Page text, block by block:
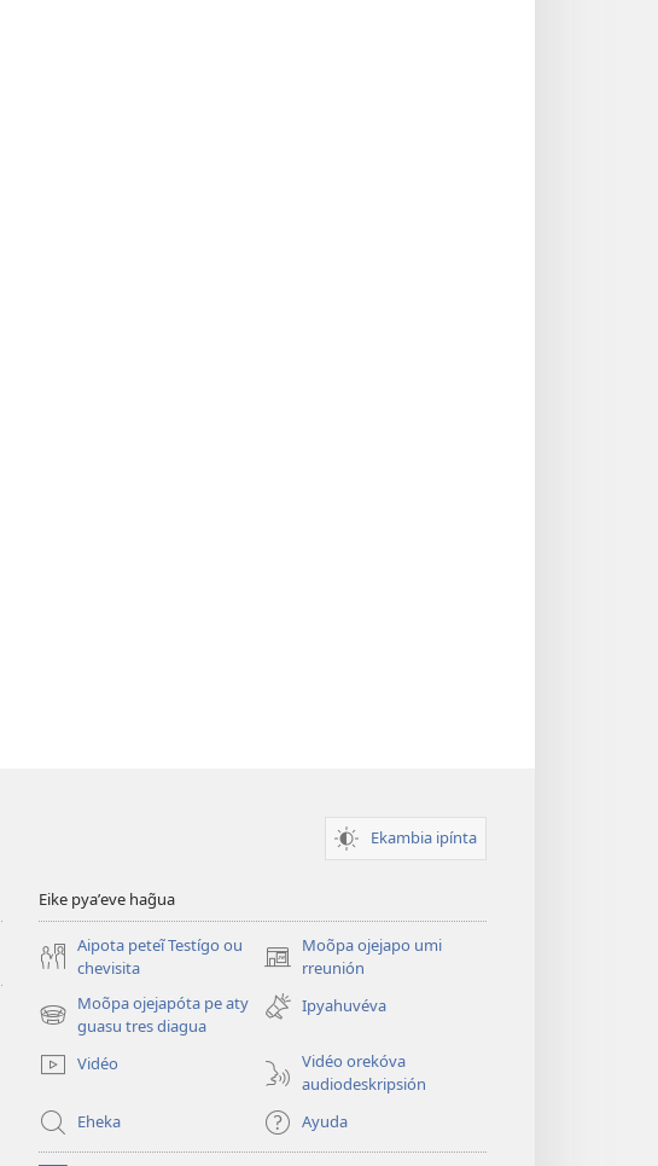
Ekambia ipínta
Eike pyaʼeve hag̃ua
Aipota peteĩ Testígo ou
chevisita
Moõpa ojejapo umi
rreunión
(abre
una
nueva
Moõpa ojejapóta pe aty
guasu tres diagua
(abre
nueva
Ipyahuvéva
Vidéo
Vidéo orekóva
audiodeskripsión
Eheka
Ayuda